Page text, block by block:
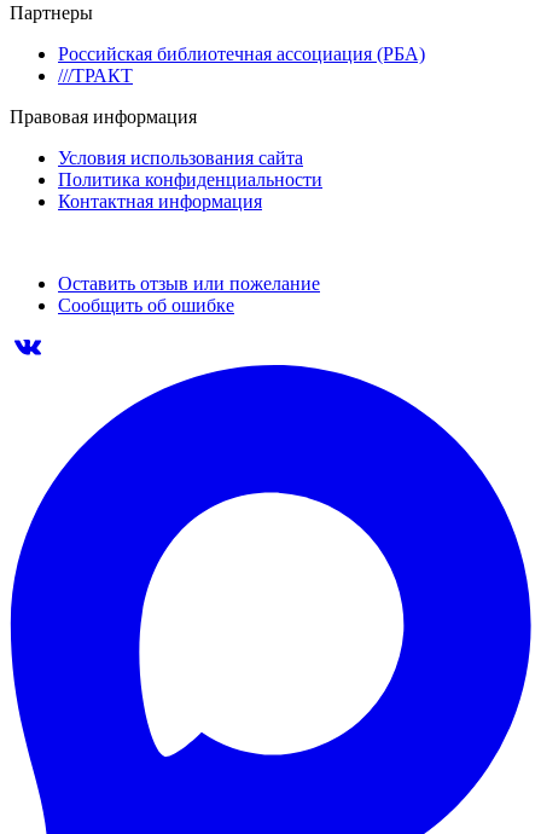
Партнеры
Российская библиотечная ассоциация (РБА)
///ТРАКТ
Правовая информация
Условия использования сайта
Политика конфиденциальности
Контактная информация
Оставить отзыв или пожелание
Сообщить об ошибке